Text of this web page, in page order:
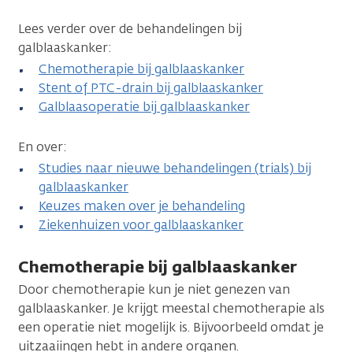
Lees verder over de behandelingen bij
galblaaskanker:
Chemotherapie bij galblaaskanker
Stent of PTC-drain bij galblaaskanker
Galblaasoperatie bij galblaaskanker
En over:
Studies naar nieuwe behandelingen (trials) bij
galblaaskanker
Keuzes maken over je behandeling
Ziekenhuizen voor galblaaskanker
Chemotherapie bij galblaaskanker
Door chemotherapie kun je niet genezen van
galblaaskanker. Je krijgt meestal chemotherapie als
een operatie niet mogelijk is. Bijvoorbeeld omdat je
uitzaaiingen hebt in andere organen.